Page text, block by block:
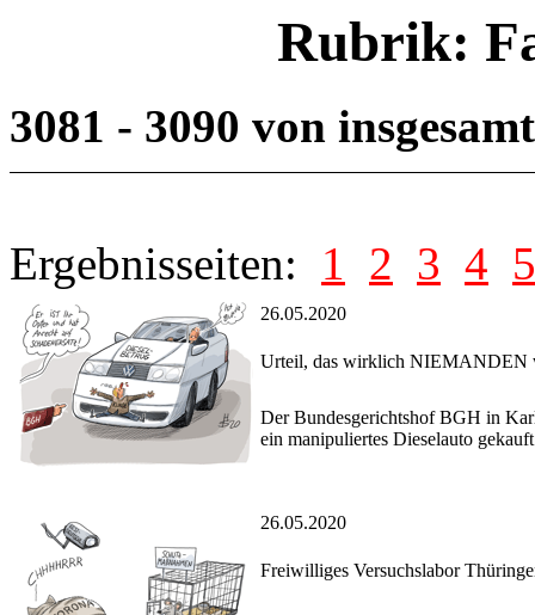
Rubrik:
3081 - 3090 von
Ergebnisseiten: 1 2 3 4 5
26.05.2020
Urteil, das wirklich NIEMANDEN
Der Bundesgerichtshof BGH in
ein manipuliertes Dieselauto
26.05.2020
Freiwilliges Versuchslabor